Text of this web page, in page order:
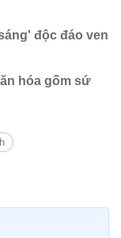
độc đáo ven
hóa gốm sứ